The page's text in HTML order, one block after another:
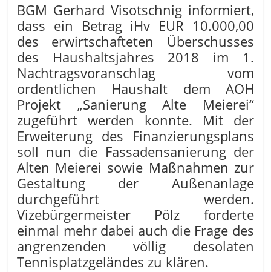
BGM Gerhard Visotschnig informiert,
dass ein Betrag iHv EUR 10.000,00
des erwirtschafteten Überschusses
des Haushaltsjahres 2018 im 1.
Nachtragsvoranschlag vom
ordentlichen Haushalt dem AOH
Projekt „Sanierung Alte Meierei“
zugeführt werden konnte. Mit der
Erweiterung des Finanzierungsplans
soll nun die Fassadensanierung der
Alten Meierei sowie Maßnahmen zur
Gestaltung der Außenanlage
durchgeführt werden.
Vizebürgermeister Pölz forderte
einmal mehr dabei auch die Frage des
angrenzenden völlig desolaten
Tennisplatzgeländes zu klären.